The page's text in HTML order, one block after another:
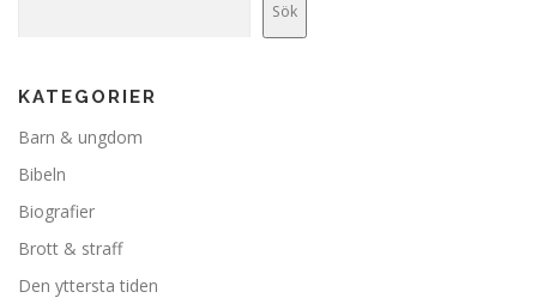
Sök
KATEGORIER
Barn & ungdom
Bibeln
Biografier
Brott & straff
Den yttersta tiden